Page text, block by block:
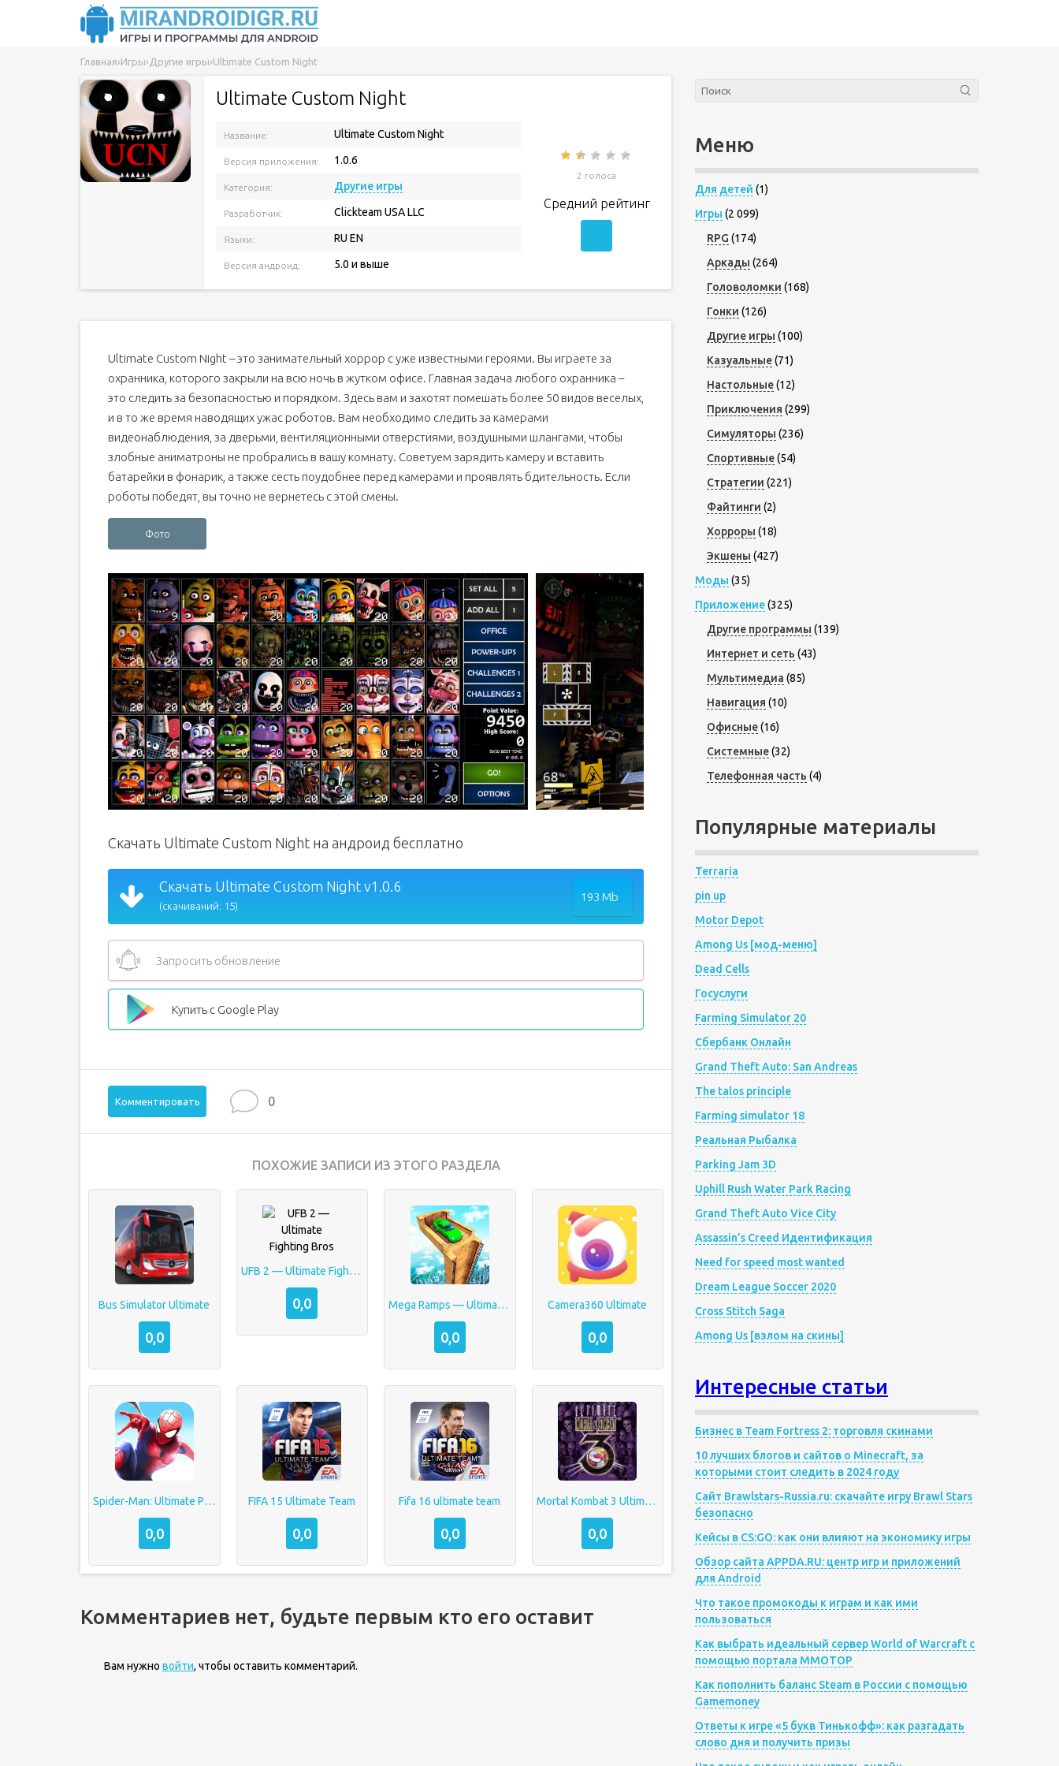
Главная›Игры› Другие игры›Ultimate Custom Night
Ultimate Custom Night
Название: Ultimate Custom Night
Версия приложения: 1.0.6
Категория: Другие игры
Разработчик: Clickteam USA LLC
Языки: RU EN
Версия андроид: 5.0 и выше
2 голоса
Средний рейтинг
Ultimate Custom Night – это занимательный хоррор с уже известными героями. Вы играете за
охранника, которого закрыли на всю ночь в жутком офисе. Главная задача любого охранника –
это следить за безопасностью и порядком. Здесь вам и захотят помешать более 50 видов веселых,
и в то же время наводящих ужас роботов. Вам необходимо следить за камерами
видеонаблюдения, за дверьми, вентиляционными отверстиями, воздушными шлангами, чтобы
злобные аниматроны не пробрались в вашу комнату. Советуем зарядить камеру и вставить
батарейки в фонарик, а также сесть поудобнее перед камерами и проявлять бдительность. Если
роботы победят, вы точно не вернетесь с этой смены.
Фото
Скачать Ultimate Custom Night на андроид бесплатно
Скачать Ultimate Custom Night v1.0.6
(скачиваний: 15)
193 Mb
Запросить обновление
Купить с Google Play
Комментировать 0
ПОХОЖИЕ ЗАПИСИ ИЗ ЭТОГО РАЗДЕЛА
Bus Simulator Ultimate
0,0
UFB 2 — Ultimate Fighting Bros
0,0 Mega Ramps — Ultimate Races 3D
0,0
Camera360 Ultimate
0,0
Spider-Man: Ultimate Power
0,0
FIFA 15 Ultimate Team
0,0
Fifa 16 ultimate team
0,0
Mortal Kombat 3 Ultimate
0,0
Комментариев нет, будьте первым кто его оставит
Вам нужно войти, чтобы оставить комментарий.
Меню
Для детей (1)
Игры (2 099)
RPG (174)
Аркады (264)
Головоломки (168)
Гонки (126)
Другие игры (100)
Казуальные(71)
Настольные(12)
Приключения (299)
Симуляторы (236)
Спортивные(54)
Стратегии (221)
Файтинги (2)
Хорроры (18)
Экшены (427)
Моды (35)
Приложение(325)
Другие программы (139)
Интернет и сеть (43)
Мультимедиа (85)
Навигация (10)
Офисные(16)
Системные(32)
Телефонная часть (4)
Популярные материалы
Terraria
pin up
Motor Depot
Among Us [мод-меню]
Dead Cells
Госуслуги
Farming Simulator 20
Сбербанк Онлайн
Grand Theft Auto: San Andreas
The talos principle
Farming simulator 18
Реальная Рыбалка
Parking Jam 3D
Uphill Rush Water Park Racing
Grand Theft Auto Vice City
Assassin’s Creed Идентификация
Need for speed most wanted
Dream League Soccer 2020
Cross Stitch Saga
Among Us [взлом на скины]
Интересные статьи
Бизнес в Team Fortress 2: торговля скинами
10 лучших блогов и сайтов о Minecraft, за
которыми стоит следить в 2024 году
Сайт Brawlstars-Russia.ru: скачайте игру Brawl Stars
безопасно
Кейсы в CS:GO: как они влияют на экономику игры
Обзор сайта APPDA.RU: центр игр и приложений
для Android
Что такое промокоды к играм и как ими
пользоваться
Как выбрать идеальный сервер World of Warcraft с
помощью портала MMOTOP
Как пополнить баланс Steam в России с помощью
Gamemoney
Ответы к игре «5 букв Тинькофф»: как разгадать
слово дня и получить призы